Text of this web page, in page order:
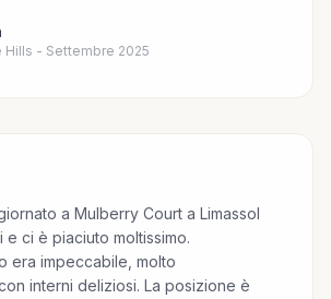
Hills - Settembre 2025
a Mulberry Court a Limassol
e ci è piaciuto moltissimo.
era impeccabile, molto
interni deliziosi. La posizione è